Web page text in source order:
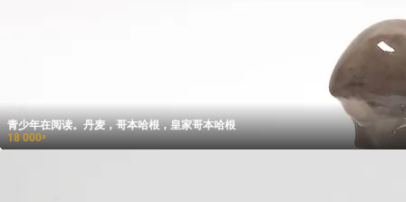
青少年在阅读。丹麦，哥本哈根，皇家哥本哈根
18 000₽